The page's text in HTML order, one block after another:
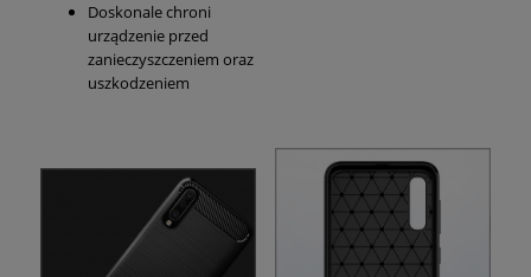
Doskonale chroni
urządzenie przed
zanieczyszczeniem oraz
uszkodzeniem